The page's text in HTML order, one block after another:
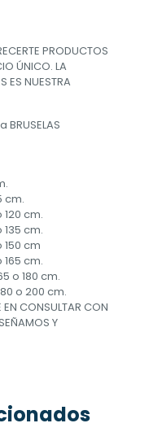
PRODUCTOS
ÚNICO. LA
ES NUESTRA
cm.
cm.
cm.
cm
cm.
o 180 cm.
o 200 cm.
EN CONSULTAR CON
Y